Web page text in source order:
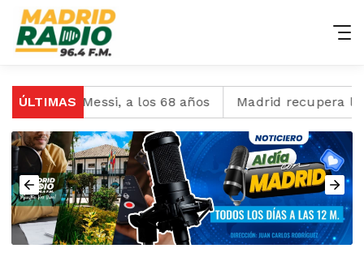
ÚLTIMAS
Lionel Messi, a los 68 años Madrid recupera la